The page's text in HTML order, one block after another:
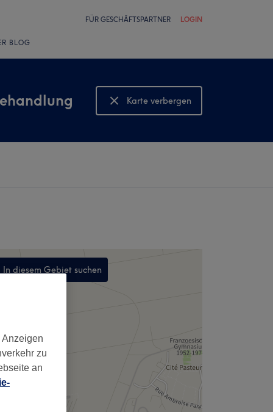
FÜR GESCHÄFTSPARTNER LOGIN
BLOG
Karte verbergen
Karte anzeigen
In diesem Gebiet suchen
zu
an